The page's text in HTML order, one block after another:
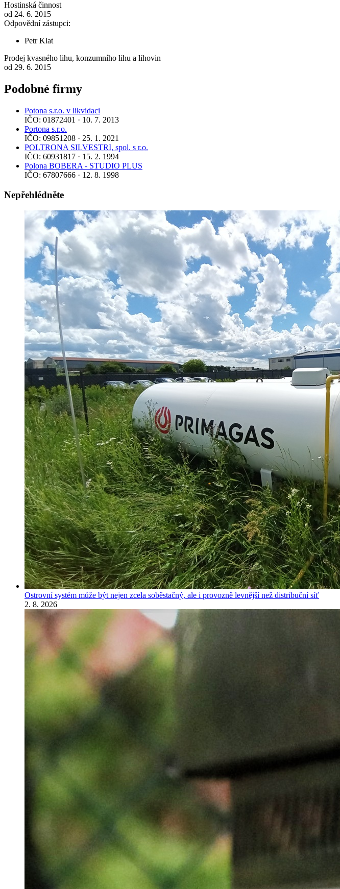
Hostinská činnost
od 24. 6. 2015
Odpovědní zástupci:
Petr Klat
Prodej kvasného lihu, konzumního lihu a lihovin
od 29. 6. 2015
Podobné firmy
Potona s.r.o. v likvidaci
IČO: 01872401 · 10. 7. 2013
Portona s.r.o.
IČO: 09851208 · 25. 1. 2021
POLTRONA SILVESTRI, spol. s r.o.
IČO: 60931817 · 15. 2. 1994
Polona BOBERA - STUDIO PLUS
IČO: 67807666 · 12. 8. 1998
Nepřehlédněte
Ostrovní systém může být nejen zcela soběstačný, ale i provozně levnější než distribuční síť
2. 8. 2026